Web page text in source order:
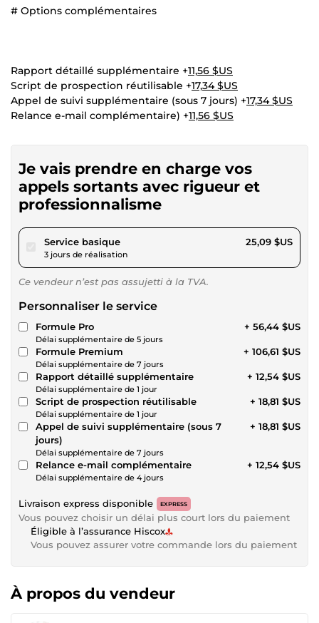
# Options complémentaires
Rapport détaillé supplémentaire +11,56 $US
Script de prospection réutilisable +17,34 $US
Appel de suivi supplémentaire (sous 7 jours) +17,34 $US
Relance e-mail complémentaire) +11,56 $US
Je vais prendre en charge vos
appels sortants avec rigueur et
professionnalisme
Service basiquepour 23,12 $US
3 jours de réalisation
25,09 $US
Ce vendeur n’est pas assujetti à la TVA.
Personnaliser le service
Formule Pro
Délai supplémentaire de 5 jours
+ 56,44 $US
Formule Premium
Délai supplémentaire de 7 jours
+ 106,61 $US
Rapport détaillé supplémentaire
Délai supplémentaire de 1 jour
+ 12,54 $US
Script de prospection réutilisable
Délai supplémentaire de 1 jour
+ 18,81 $US
Appel de suivi supplémentaire (sous 7
jours)
Délai supplémentaire de 7 jours
+ 18,81 $US
Relance e-mail complémentaire
Délai supplémentaire de 4 jours
+ 12,54 $US
Livraison express disponible EXPRESS
Vous pouvez choisir un délai plus court lors du paiement
Éligible à l’assurance Hiscox
Vous pouvez assurer votre commande lors du paiement
À propos du vendeur